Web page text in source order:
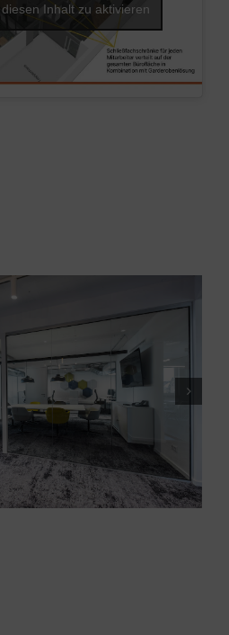
Inhalt zu aktivieren